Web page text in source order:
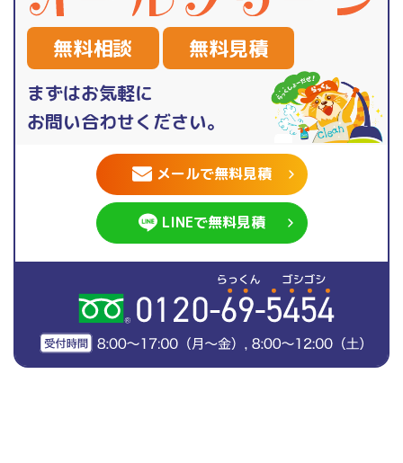
無料相談 無料見積
まずはお気軽に
お問い合わせください。
メールで無料見積
LINEで無料見積